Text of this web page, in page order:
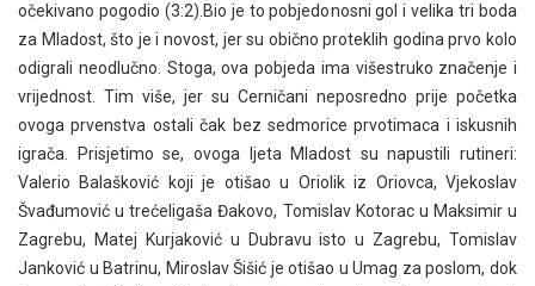
očekivano pogodio (3:2).Bio je to pobjedonosni gol i velika tri boda
za Mladost, što je i novost, jer su obično proteklih godina prvo kolo
odigrali neodlučno. Stoga, ova pobjeda ima višestruko značenje i
vrijednost. Tim više, jer su Cerničani neposredno prije početka
ovoga prvenstva ostali čak bez sedmorice prvotimaca i iskusnih
igrača. Prisjetimo se, ovoga ljeta Mladost su napustili rutineri:
Valerio Balašković koji je otišao u Oriolik iz Oriovca, Vjekoslav
Švađumović u trećeligaša Đakovo, Tomislav Kotorac u Maksimir u
Zagrebu, Matej Kurjaković u Dubravu isto u Zagrebu, Tomislav
Janković u Batrinu, Miroslav Šišić je otišao u Umag za poslom, dok